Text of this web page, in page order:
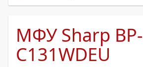
МФУ Sharp BP-
C131WDEU